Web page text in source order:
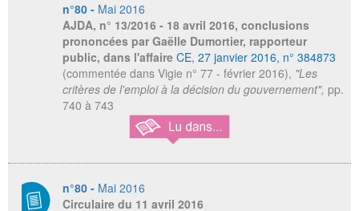
n°80 - Mai 2016
AJDA, n° 13/2016 - 18 avril 2016, conclusions
prononcées par Gaëlle Dumortier, rapporteur
public, dans l'affaire CE, 27 janvier 2016, n° 384873
(commentée dans Vigie n° 77 - février 2016), "Les
critères de l'emploi à la décision du gouvernement", pp.
740 à 743
n°80 - Mai 2016
Circulaire du 11 avril 2016